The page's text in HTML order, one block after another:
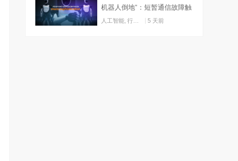
机器人倒地”：短暂通信故障触
发关机
人工智能 行业动态 5 天前